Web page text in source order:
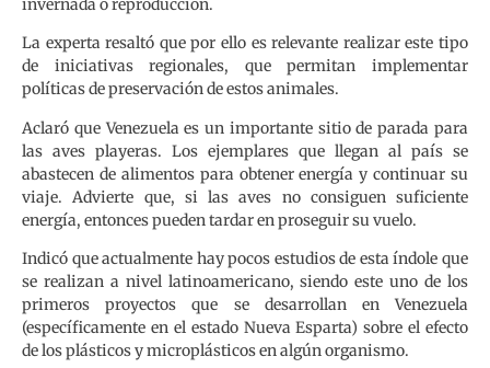
invernada o reproducción.
La experta resaltó que por ello es relevante realizar este tipo
de iniciativas regionales, que permitan implementar
políticas de preservación de estos animales.
Aclaró que Venezuela es un importante sitio de parada para
las aves playeras. Los ejemplares que llegan al país se
abastecen de alimentos para obtener energía y continuar su
viaje. Advierte que, si las aves no consiguen suficiente
energía, entonces pueden tardar en proseguir su vuelo.
Indicó que actualmente hay pocos estudios de esta índole que
se realizan a nivel latinoamericano, siendo este uno de los
primeros proyectos que se desarrollan en Venezuela
(específicamente en el estado Nueva Esparta) sobre el efecto
de los plásticos y microplásticos en algún organismo.